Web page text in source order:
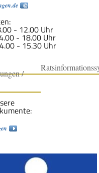
- 12.00 Uhr
- 18.00 Uhr
- 15.30 Uhr
/